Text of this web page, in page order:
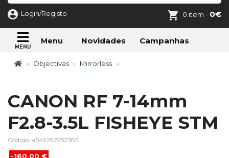
Login/Registo 0 item - 0€
Menu Novidades Campanhas
Objectivas Mirrorless
CANON RF 7-14mm
F2.8-3.5L FISHEYE STM
Código: 4549292252385
-160,00 €